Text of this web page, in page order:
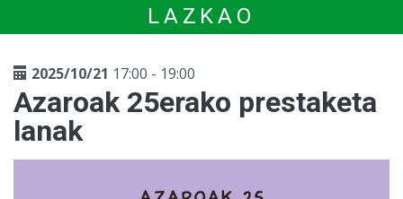
LAZKAO
2025/10/21 17:00 - 19:00
Azaroak 25erako prestaketa
lanak